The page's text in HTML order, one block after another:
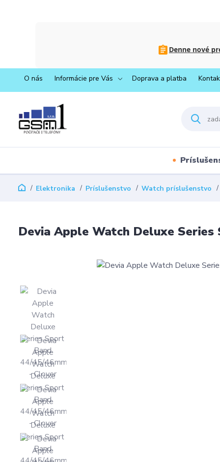
Denne nové
O nás Informácie pre Vás Doprava a platba
Elektronika Príslušenstvo Watch príslušenstvo
Devia Apple Watch Deluxe